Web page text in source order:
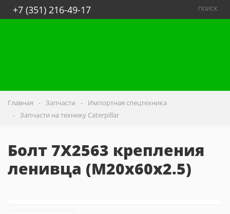
+7 (351) 216-49-17 поиск
Главная Запчасти
Импортная спецтехника
Запчасти на технику Caterpillar
Болт 7X2563 крепления
ленивца (M20x60x2.5)